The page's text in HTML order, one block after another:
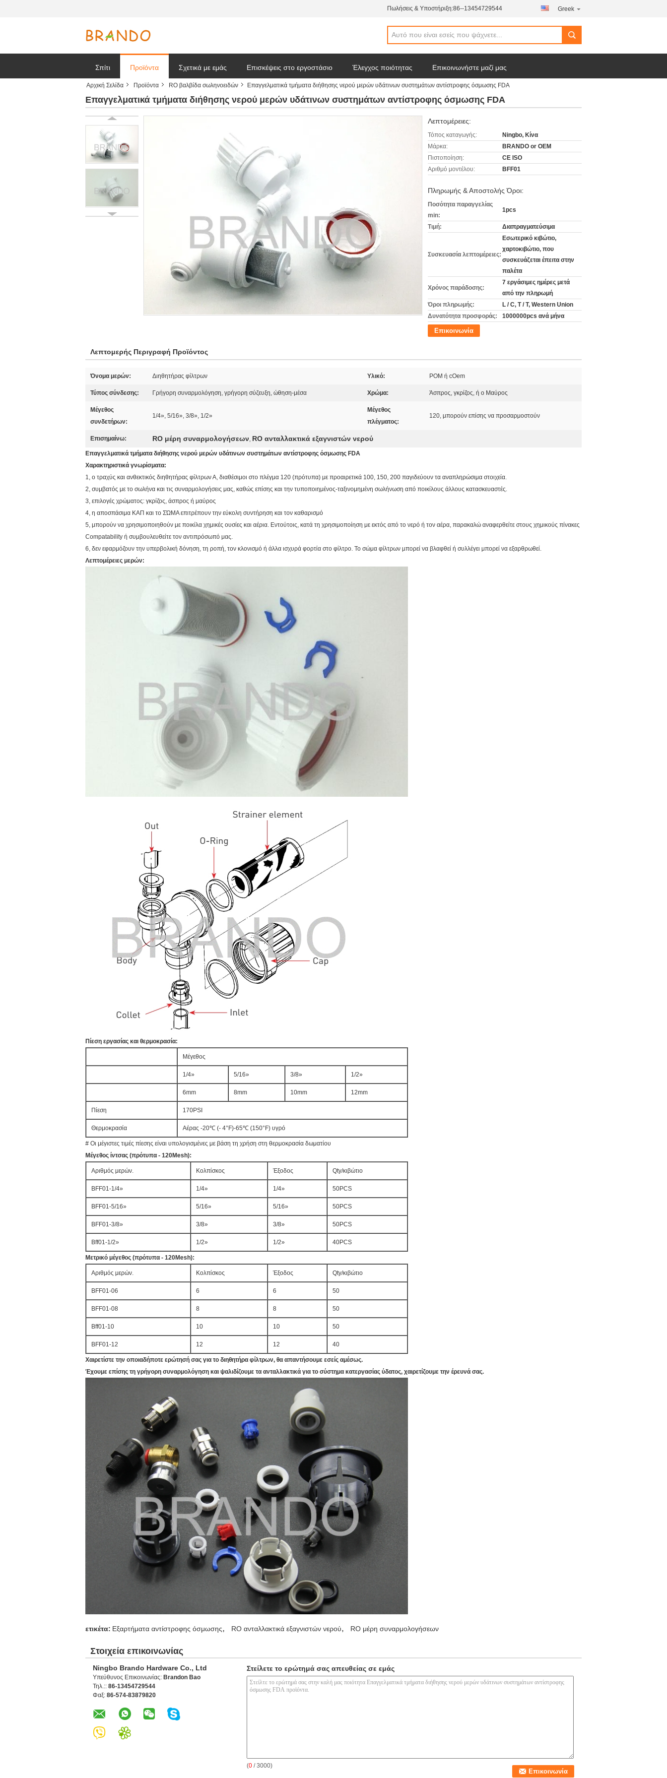
Πωλήσεις & Υποστήριξη:86--13454729544 Greek
Σπίτι Προϊόντα Σχετικά με εμάς Επισκέψεις στο εργοστάσιο Έλεγχος ποιότητας Επικοινωνήστε μαζί μας
Ζητήστε ένα απόσπασμα Ειδήσεις επιχείρησης
Αρχική Σελίδα Προϊόντα RO βαλβίδα σωληνοειδών Επαγγελματικά τμήματα διήθησης νερού μερών υδάτινων συστημάτων αντίστροφης όσμωσης FDA
Επαγγελματικά τμήματα διήθησης νερού μερών υδάτινων συστημάτων αντίστροφης όσμωσης FDA
Λεπτομέρειες:
Τόπος καταγωγής:
Ningbo, Κίνα
Μάρκα:
BRANDO or OEM
Πιστοποίηση:
CE ISO
Αριθμό μοντέλου:
BFF01
Πληρωμής & Αποστολής Όροι:
Ποσότητα παραγγελίας
min:
1pcs
Τιμή: Διαπραγματεύσιμα
Συσκευασία λεπτομέρειες:
Εσωτερικό κιβώτιο,
χαρτοκιβώτιο, που
συσκευάζεται έπειτα στην
παλέτα
Χρόνος παράδοσης:
7 εργάσιμες ημέρες μετά
από την πληρωμή
Όροι πληρωμής:
L / C, T / T, Western Union
Δυνατότητα προσφοράς:
1000000pcs ανά μήνα
Επικοινωνία
Λεπτομερής Περιγραφή Προϊόντος
Όνομα μερών: Διηθητήρας φίλτρων Υλικό: POM ή cOem
Τύπος σύνδεσης: Γρήγορη συναρμολόγηση, γρήγορη σύζευξη, ώθηση-μέσα Χρώμα: Άσπρος, γκρίζος, ή ο Μαύρος
Μέγεθος
συνδετήρων:
1/4», 5/16», 3/8», 1/2»
Μέγεθος
πλέγματος:
120, μπορούν επίσης να προσαρμοστούν
Επισημαίνω: RO μέρη συναρμολογήσεων, RO ανταλλακτικά εξαγνιστών νερού
Επαγγελματικά τμήματα διήθησης νερού μερών υδάτινων συστημάτων αντίστροφης όσμωσης FDA
Χαρακτηριστικά γνωρίσματα:
1, ο τραχύς και ανθεκτικός διηθητήρας φίλτρων Α, διαθέσιμοι στο πλέγμα 120 (πρότυπα) με προαιρετικά 100, 150, 200 παγιδεύουν τα αναπληρώσιμα στοιχεία.
2, συμβατός με το σωλήνα και τις συναρμολογήσεις μας, καθώς επίσης και την τυποποιημένος-ταξινομημένη σωλήνωση από ποικίλους άλλους κατασκευαστές.
3, επιλογές χρώματος: γκρίζος, άσπρος ή μαύρος
4, η αποσπάσιμα ΚΑΠ και το ΣΏΜΑ επιτρέπουν την εύκολη συντήρηση και τον καθαρισμό
5, μπορούν να χρησιμοποιηθούν με ποικίλα χημικές ουσίες και αέρια. Εντούτοις, κατά τη χρησιμοποίηση με εκτός από το νερό ή τον αέρα, παρακαλώ αναφερθείτε στους χημικούς πίνακες
Compatability ή συμβουλευθείτε τον αντιπρόσωπό μας.
6, δεν εφαρμόζουν την υπερβολική δόνηση, τη ροπή, τον κλονισμό ή άλλα ισχυρά φορτία στο φίλτρο. Το σώμα φίλτρων μπορεί να βλαφθεί ή συλλέγει μπορεί να εξαρθρωθεί.
Λεπτομέρειες μερών:
Πίεση εργασίας και θερμοκρασία:
Μέγεθος
1/4» 5/16» 3/8» 1/2»
6mm 8mm 10mm 12mm
Πίεση 170PSI
Θερμοκρασία Αέρας -20℃ (- 4°F)-65℃ (150°F) υγρό
# Οι μέγιστες τιμές πίεσης είναι υπολογισμένες με βάση τη χρήση στη θερμοκρασία δωματίου
Μέγεθος ίντσας (πρότυπα - 120Mesh):
Αριθμός μερών. Κολπίσκος Έξοδος Qty/κιβώτιο
BFF01-1/4» 1/4» 1/4» 50PCS
BFF01-5/16» 5/16» 5/16» 50PCS
BFF01-3/8» 3/8» 3/8» 50PCS
Bff01-1/2» 1/2» 1/2» 40PCS
Μετρικό μέγεθος (πρότυπα - 120Mesh):
Αριθμός μερών. Κολπίσκος Έξοδος Qty/κιβώτιο
BFF01-06 6 6 50
BFF01-08 8 8 50
Bff01-10 10 10 50
BFF01-12 12 12 40
Χαιρετίστε την οποιαδήποτε ερώτησή σας για το διηθητήρα φίλτρων, θα απαντήσουμε εσείς αμέσως.
Έχουμε επίσης τη γρήγορη συναρμολόγηση και ψαλιδίζουμε τα ανταλλακτικά για το σύστημα κατεργασίας ύδατος, χαιρετίζουμε την έρευνά σας.
ετικέτα: Εξαρτήματα αντίστροφης όσμωσης, RO ανταλλακτικά εξαγνιστών νερού, RO μέρη συναρμολογήσεων
Στοιχεία επικοινωνίας
Ningbo Brando Hardware Co., Ltd
Υπεύθυνος Επικοινωνίας: Brandon Bao
Τηλ.:: 86-13454729544
Φαξ: 86-574-83879820
Στείλετε το ερώτημά σας απευθείας σε εμάς
(0 / 3000)